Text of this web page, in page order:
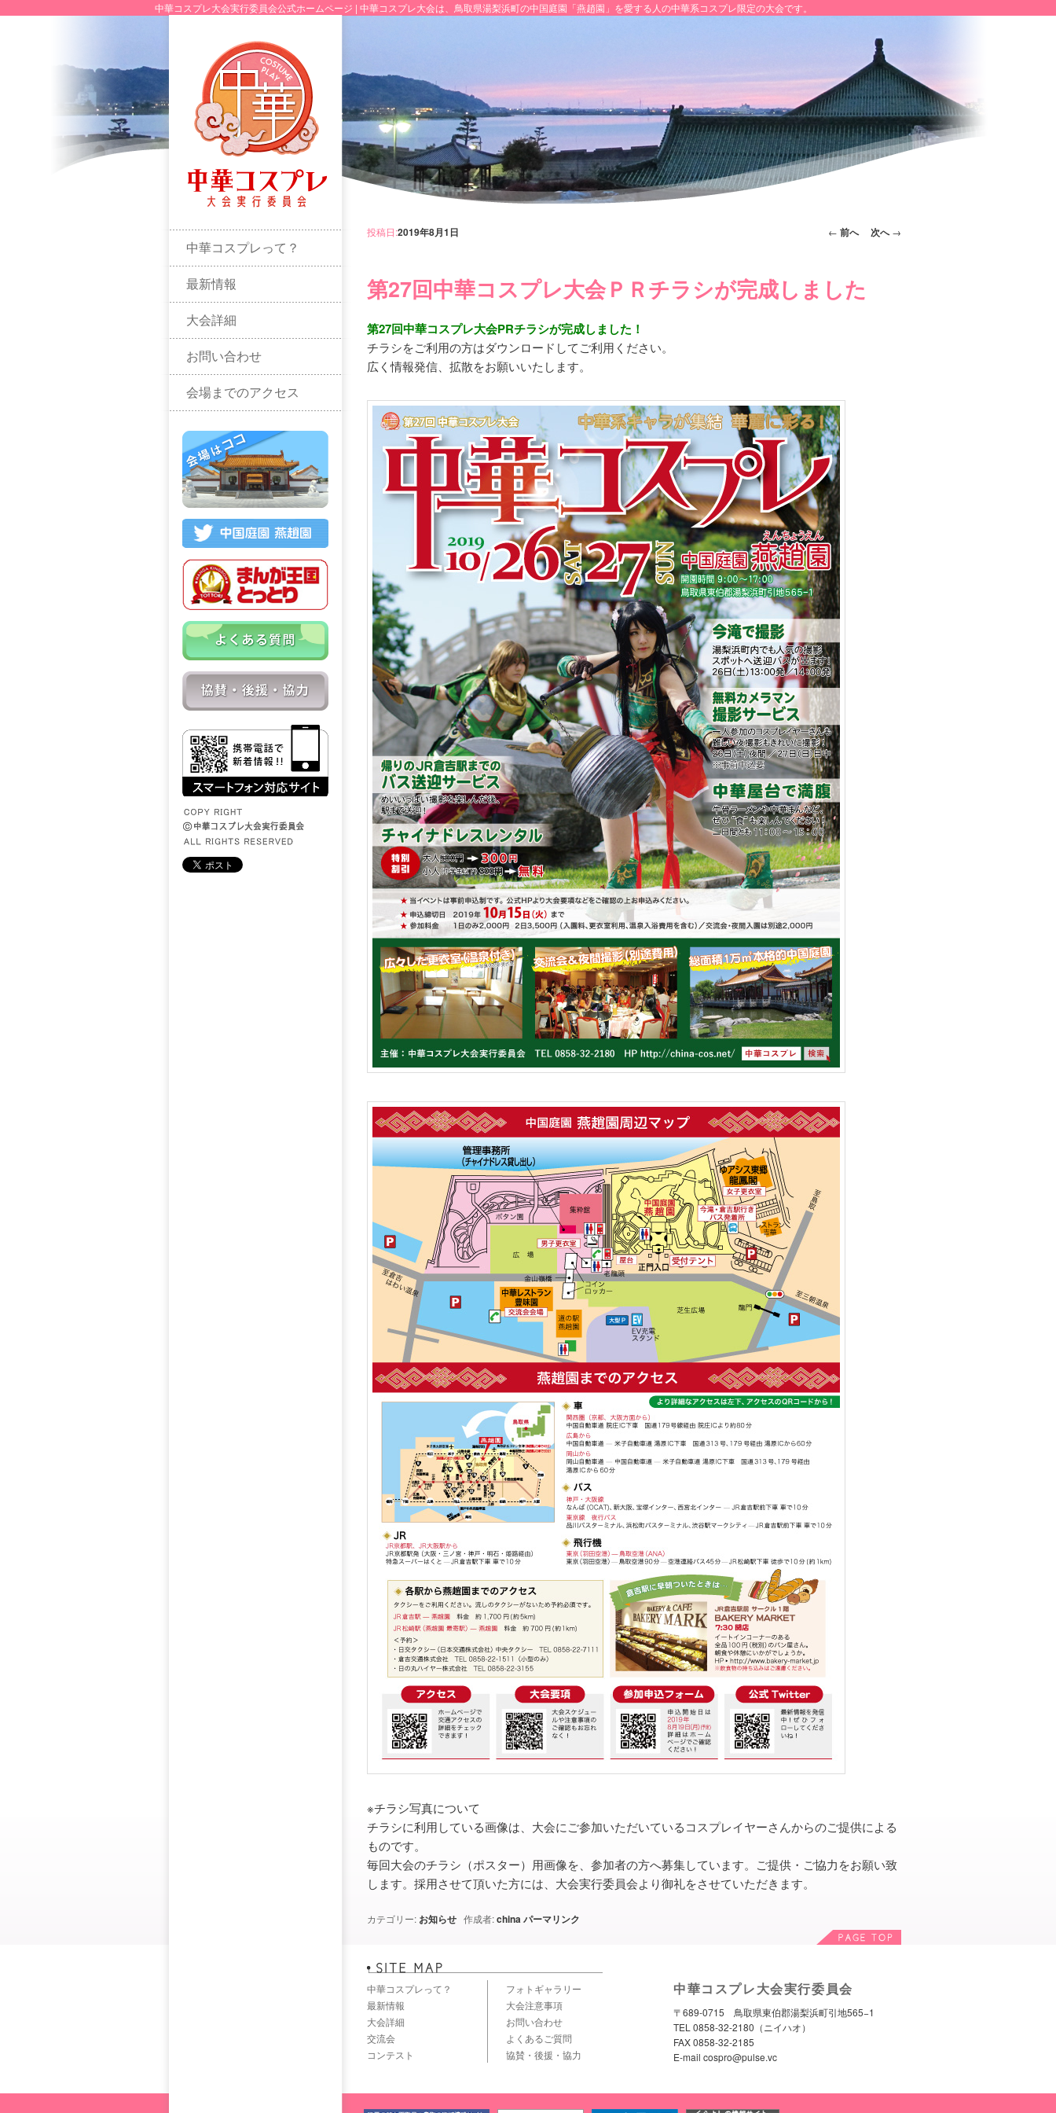
中華コスプレ大会実行委員会公式ホームページ | 中華コスプレ大会は、鳥取県湯梨浜町の中国庭園「燕趙園」を愛する人の中華系コスプレ限定の大会です。
投稿ナビゲー
← 前へ 次へ→
第27回中華コスプレ大会ＰＲチラシが完成しました
投稿日:2019年8月1日
第27回中華コスプレ大会PRチラシが完成しました！
チラシをご利用の方はダウンロードしてご利用ください。
広く情報発信、拡散をお願いいたします。
※チラシ写真について
チラシに利用している画像は、大会にご参加いただいているコスプレイヤーさんからのご提供による
ものです。
毎回大会のチラシ（ポスター）用画像を、参加者の方へ募集しています。ご提供・ご協力をお願い致
します。採用させて頂いた方には、大会実行委員会より御礼をさせていただきます。
カテゴリー: お知らせ 作成者:chinaパーマリンク
中華コスプレって？
最新情報
大会詳細
お問い合わせ
会場までのアクセス
中華コスプレって？
最新情報
大会詳細
交流会
コンテスト
フォトギャラリー
大会注意事項
お問い合わせ
よくあるご質問
協賛・後援・協力
中華コスプレ大会実行委員会
〒689-0715 鳥取県東伯郡湯梨浜町引地565−1
TEL 0858-32-2180（ニイハオ）
FAX 0858-32-2185
E-mail cospro@pulse.vc